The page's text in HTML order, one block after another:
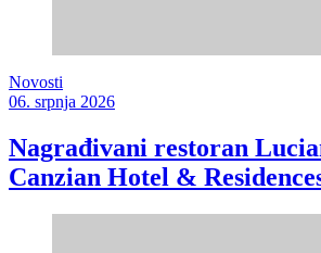
Novosti
06. srpnja 2026
Nagrađivani restoran
Canzian Hotel &